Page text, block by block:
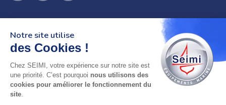
02 98 46 11 02
lundi au vendredi
Notre site utilise
des Cookies !
Chez SEIMI, votre expérience sur notre site est
une priorité. C’est pourquoi nous utilisons des
cookies pour améliorer le fonctionnement du
site.